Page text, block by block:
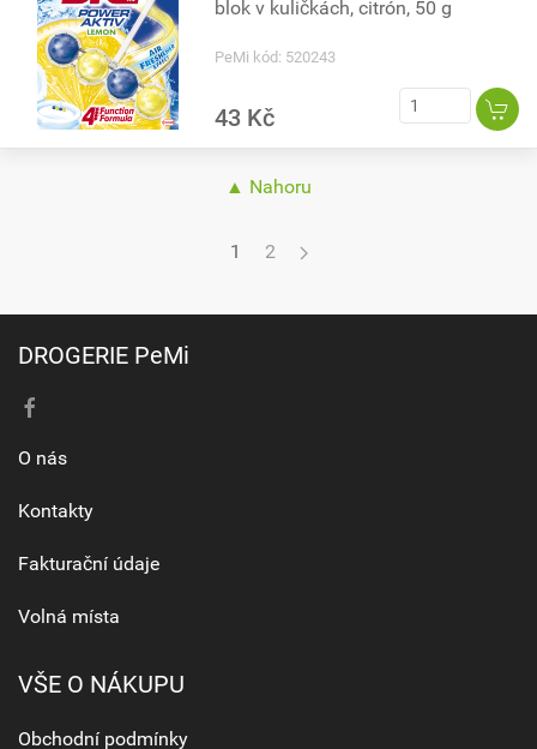
blok v kuličkách, citrón, 50 g
PeMi kód: 520243
43 Kč
▲ Nahoru
1 2
DROGERIE PeMi
O nás
Kontakty
Fakturační údaje
Volná místa
VŠE O NÁKUPU
Obchodní podmínky